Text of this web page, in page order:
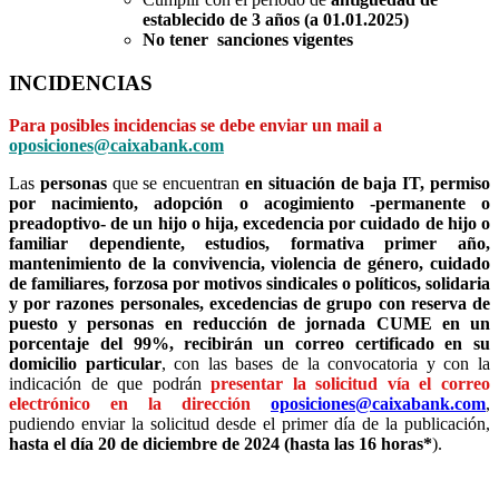
establecido de 3 años (a 01.01.2025)
No tener sanciones vigentes
INCIDENCIAS
Para posibles incidencias se debe enviar un mail a
oposiciones@caixabank.com
Las personasque se encuentranen situación de baja IT, permiso
por nacimiento, adopción o acogimiento -permanente o
preadoptivo- de un hijo o hija, excedencia por cuidado de hijo o
familiar dependiente, estudios, formativa primer año,
mantenimiento de la convivencia, violencia de género, cuidado
de familiares, forzosa por motivos sindicales o políticos, solidaria
y por razones personales, excedencias de grupo con reserva de
puesto y personas en reducción de jornada CUME en un
porcentaje del 99%, recibirán un correo certificado en su
domicilio particular, con las bases de la convocatoria y con la
indicación de que podránpresentar la solicitud vía el correo
electrónico en la dirección oposiciones@caixabank.com,
pudiendo enviar la solicitud desde el primer día de la publicación,
hasta el día 20 de diciembre de 2024 (hasta las 16 horas*).